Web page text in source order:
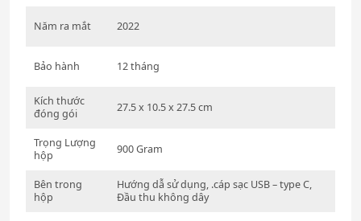
Năm ra mắt 2022
Bảo hành 12 tháng
Kích thước
đóng gói
27.5 x 10.5 x 27.5 cm
Trọng Lượng
hộp
900 Gram
Bên trong
hộp
Hướng dẫ sử dụng, .cáp sạc USB – type C,
Đầu thu không dây